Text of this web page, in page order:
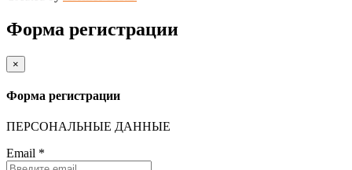
Форма регистрации
×
Форма регистрации
ПЕРСОНАЛЬНЫЕ ДАННЫЕ
Email *